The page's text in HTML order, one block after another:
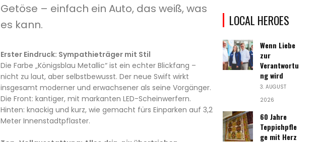
Getöse – einfach ein Auto, das weiß, was
es kann.
Erster Eindruck: Sympathieträger mit Stil
Die Farbe „Königsblau Metallic“ ist ein echter Blickfang –
nicht zu laut, aber selbstbewusst. Der neue Swift wirkt
insgesamt moderner und erwachsener als seine Vorgänger.
Die Front: kantiger, mit markanten LED-Scheinwerfern.
Hinten: knackig und kurz, wie gemacht fürs Einparken auf 3,2
Meter Innenstadtpflaster.
LOCAL HEROES
Wenn Liebe
zur
Verantwortu
ng wird
3. AUGUST
2026
60 Jahre
Teppichpfle
ge mit Herz